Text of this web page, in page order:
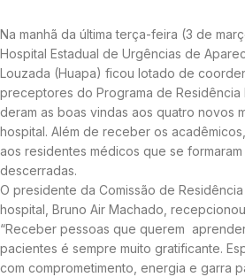
Na manhã da última terça-feira (3 de
Hospital Estadual de Urgências de
Louzada (Huapa) ficou lotado de
preceptores do Programa de
deram as boas vindas aos quatro novos
hospital. Além de receber os
aos residentes médicos que se formaram
descerradas.
O presidente da Comissão de
hospital, Bruno Air Machado,
“Receber pessoas que querem
pacientes é sempre muito gratificante.
com comprometimento, energia e garra